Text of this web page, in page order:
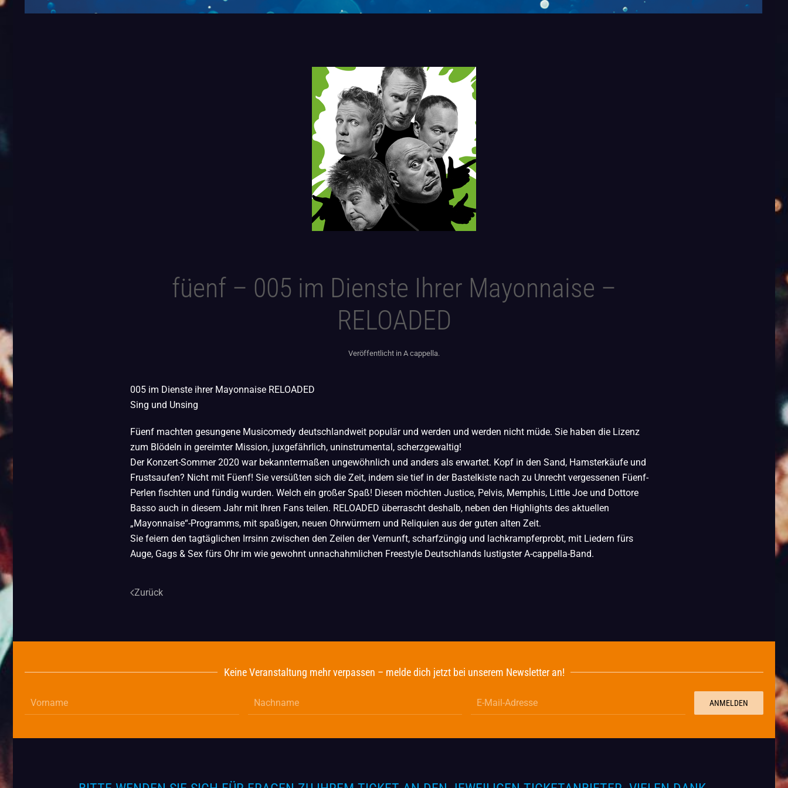
füenf – 005 im Dienste Ihrer Mayonnaise –
RELOADED
Veröffentlicht in A cappella.
005 im Dienste ihrer Mayonnaise RELOADED
Sing und Unsing
Füenf machten gesungene Musicomedy deutschlandweit populär und werden und werden nicht müde. Sie haben die Lizenz
zum Blödeln in gereimter Mission, juxgefährlich, uninstrumental, scherzgewaltig!
Der Konzert-Sommer 2020 war bekanntermaßen ungewöhnlich und anders als erwartet. Kopf in den Sand, Hamsterkäufe und
Frustsaufen? Nicht mit Füenf! Sie versüßten sich die Zeit, indem sie tief in der Bastelkiste nach zu Unrecht vergessenen Füenf-
Perlen fischten und fündig wurden. Welch ein großer Spaß! Diesen möchten Justice, Pelvis, Memphis, Little Joe und Dottore
Basso auch in diesem Jahr mit Ihren Fans teilen. RELOADED überrascht deshalb, neben den Highlights des aktuellen
„Mayonnaise“-Programms, mit spaßigen, neuen Ohrwürmern und Reliquien aus der guten alten Zeit.
Sie feiern den tagtäglichen Irrsinn zwischen den Zeilen der Vernunft, scharfzüngig und lachkrampferprobt, mit Liedern fürs
Auge, Gags & Sex fürs Ohr im wie gewohnt unnachahmlichen Freestyle Deutschlands lustigster A-cappella-Band.
Zurück
Keine Veranstaltung mehr verpassen – melde dich jetzt bei unserem Newsletter an!
ANMELDEN